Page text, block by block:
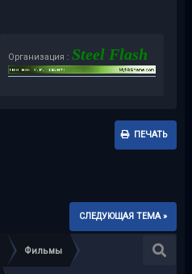
Организация : Steel Flash
ПЕЧАТЬ
СЛЕДУЮЩАЯ ТЕМА »
Фильмы